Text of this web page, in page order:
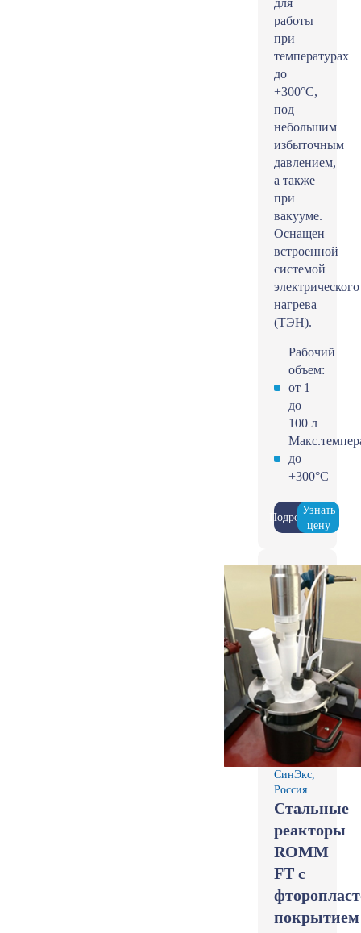
для
работы
при
температурах
до
+300°С,
под
небольшим
избыточным
давлением,
а также
при
вакууме.
Оснащен
встроенной
системой
электрического
нагрева
(ТЭН).
Рабочий
объем:
от 1
до
100 л
до
+300°С
Подробнее
Узнать
цену
СинЭкс,
Россия
Стальные
реакторы
ROMM
FT с
покрытием